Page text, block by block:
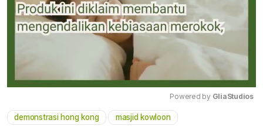
Powered by GliaStudios
demonstrasi hong kong masjid kowloon